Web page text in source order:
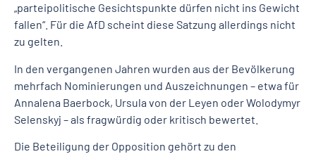
„parteipolitische Gesichtspunkte dürfen nicht ins Gewicht
fallen“. Für die AfD scheint diese Satzung allerdings nicht
zu gelten.
In den vergangenen Jahren wurden aus der Bevölkerung
mehrfach Nominierungen und Auszeichnungen – etwa für
Annalena Baerbock, Ursula von der Leyen oder Wolodymyr
Selenskyj – als fragwürdig oder kritisch bewertet.
Die Beteiligung der Opposition gehört zu den